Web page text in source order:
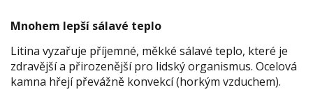
Mnohem lepší sálavé teplo
Litina vyzařuje příjemné, měkké sálavé teplo, které je
zdravější a přirozenější pro lidský organismus. Ocelová
kamna hřejí převážně konvekcí (horkým vzduchem).